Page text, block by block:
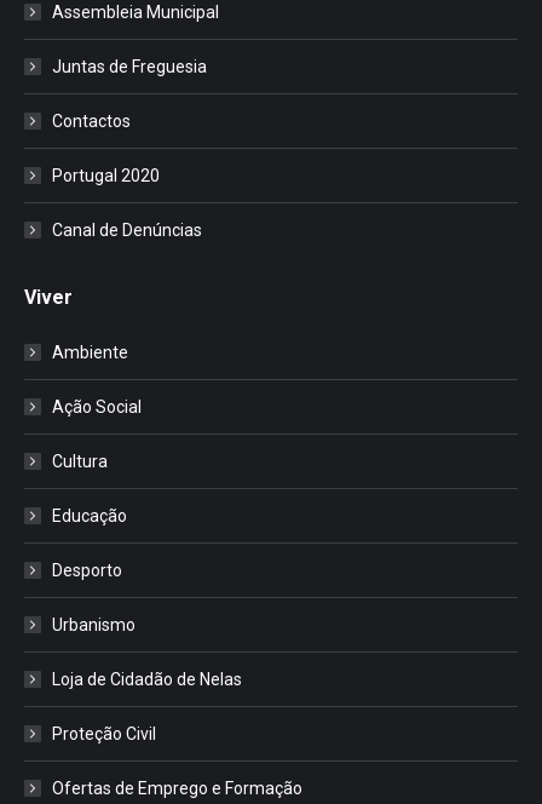
Assembleia Municipal
Juntas de Freguesia
Contactos
Portugal 2020
Canal de Denúncias
Viver
Ambiente
Ação Social
Cultura
Educação
Desporto
Urbanismo
Loja de Cidadão de Nelas
Proteção Civil
Ofertas de Emprego e Formação